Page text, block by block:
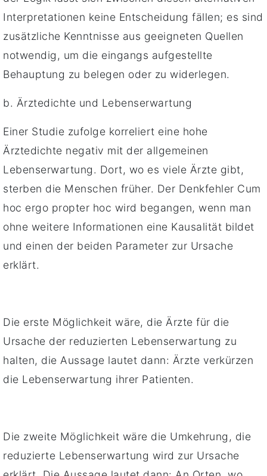
Interpretationen keine Entscheidung fällen; es sind
zusätzliche Kenntnisse aus geeigneten Quellen
notwendig, um die eingangs aufgestellte
Behauptung zu belegen oder zu widerlegen.
b. Ärztedichte und Lebenserwartung
Einer Studie zufolge korreliert eine hohe
Ärztedichte negativ mit der allgemeinen
Lebenserwartung. Dort, wo es viele Ärzte gibt,
sterben die Menschen früher. Der Denkfehler Cum
hoc ergo propter hoc wird begangen, wenn man
ohne weitere Informationen eine Kausalität bildet
und einen der beiden Parameter zur Ursache
erklärt.
Die erste Möglichkeit wäre, die Ärzte für die
Ursache der reduzierten Lebenserwartung zu
halten, die Aussage lautet dann: Ärzte verkürzen
die Lebenserwartung ihrer Patienten.
Die zweite Möglichkeit wäre die Umkehrung, die
reduzierte Lebenserwartung wird zur Ursache